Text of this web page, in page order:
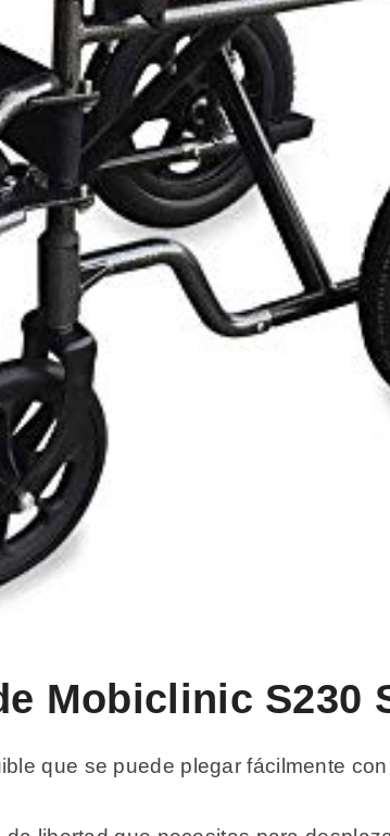
Mobiclinic S230
que se puede plegar fácilmente